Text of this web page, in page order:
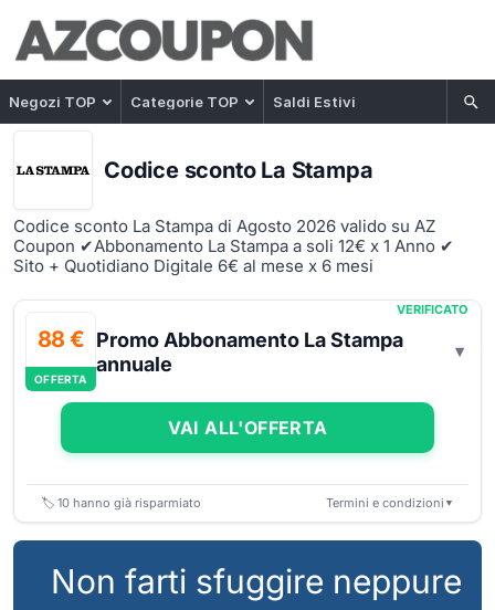
Negozi TOP Categorie TOP Saldi Estivi
Codice sconto La Stampa
Codice sconto La Stampa di Agosto 2026 valido su AZ
Coupon ✔Abbonamento La Stampa a soli 12€ x 1 Anno ✔
Sito + Quotidiano Digitale 6€ al mese x 6 mesi
88 €
OFFERTA
VERIFICATO
Promo Abbonamento La Stampa
annuale
VAI ALL'OFFERTA
🏷️ 10 hanno già risparmiato Termini e condizioni ▼
Non farti sfuggire neppure